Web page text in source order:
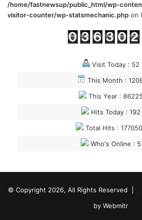
/home/fastnewsup/public_html/wp-
visitor-counter/wp-statsmechanic.php on
Visit Today : 52
This Month :
This Year : 86225
Hits Today : 192
Total Hits :
Who's Online : 5
© Copyright 2026, All Rights Reserved |
by Webmitr